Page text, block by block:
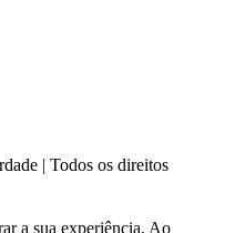
| Todos os direitos
a sua experiência. Ao